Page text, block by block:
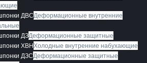
ДВСДеформационные внутренние
ДЗДеформационные защитные
ХВНХолодные внутренние набухающие
ДЗСДеформационные защитные